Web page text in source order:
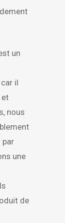
un
car il
et
nous
par
une
de